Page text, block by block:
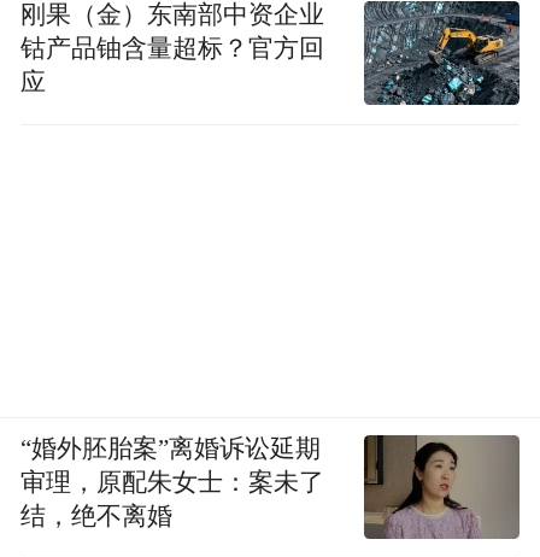
刚果（金）东南部中资企业
钴产品铀含量超标？官方回
应
“婚外胚胎案”离婚诉讼延期
审理，原配朱女士：案未了
结，绝不离婚